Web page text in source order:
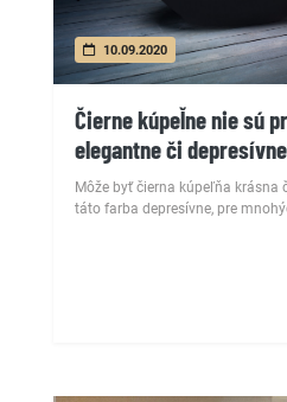
10.09.2020
Čierne kúpeľne nie sú
elegantne či
Môže byť čierna kúpeľňa krásna
táto farba depresívne, pre